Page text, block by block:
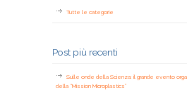
Tutte le categorie
Post più recenti
Sulle onde della Scienza: il grande evento
della “Mission Microplastics”